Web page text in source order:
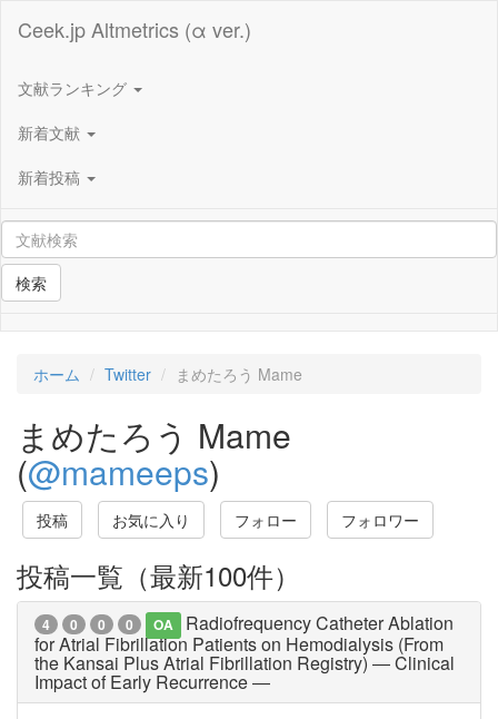
Ceek.jp Altmetrics (α ver.)
文献ランキング
新着文献
新着投稿
検索
ホーム Twitter まめたろう Mame
まめたろう Mame
(@mameeps)
投稿 お気に入り フォロー フォロワー
投稿一覧（最新100件）
4 0 0 0 OA
Radiofrequency Catheter Ablation
for Atrial Fibrillation Patients on Hemodialysis (From
the Kansai Plus Atrial Fibrillation Registry) ― Clinical
Impact of Early Recurrence ―